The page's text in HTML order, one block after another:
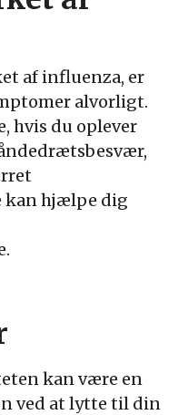
af influenza, er
alvorligt.
hvis du oplever
kan hjælpe dig
kan være en
ved at lytte til din